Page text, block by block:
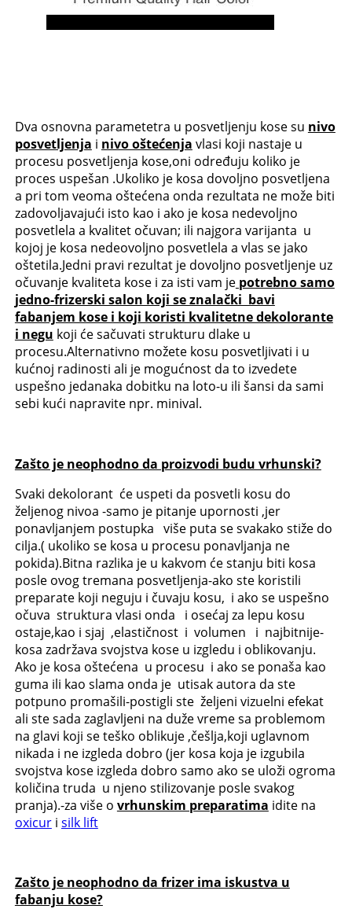
Dva osnovna parametetra u posvetljenju kose su nivo
posvetljenja i nivo oštećenja vlasi koji nastaje u
procesu posvetljenja kose,oni određuju koliko je
proces uspešan .Ukoliko je kosa dovoljno posvetljena
a pri tom veoma oštećena onda rezultata ne može biti
zadovoljavajući isto kao i ako je kosa nedevoljno
posvetlela a kvalitet očuvan; ili najgora varijanta u
kojoj je kosa nedeovoljno posvetlela a vlas se jako
oštetila.Jedni pravi rezultat je dovoljno posvetljenje uz
očuvanje kvaliteta kose i za isti vam jepotrebno samo
jedno-frizerski salon koji se znalački bavi
fabanjem kose i koji koristi kvalitetne dekolorante
i negu koji će sačuvati strukturu dlake u
procesu.Alternativno možete kosu posvetljivati i u
kućnoj radinosti ali je mogućnost da to izvedete
uspešno jedanaka dobitku na loto-u ili šansi da sami
sebi kući napravite npr. minival.
Zašto je neophodno da proizvodi budu vrhunski?
Svaki dekolorant će uspeti da posvetli kosu do
željenog nivoa -samo je pitanje upornosti ,jer
ponavljanjem postupka više puta se svakako stiže do
cilja.( ukoliko se kosa u procesu ponavljanja ne
pokida).Bitna razlika je u kakvom će stanju biti kosa
posle ovog tremana posvetljenja-ako ste koristili
preparate koji neguju i čuvaju kosu, i ako se uspešno
očuva struktura vlasi onda i osećaj za lepu kosu
ostaje,kao i sjaj ,elastičnost i volumen i najbitnije-
kosa zadržava svojstva kose u izgledu i oblikovanju.
Ako je kosa oštećena u procesu i ako se ponaša kao
guma ili kao slama onda je utisak autora da ste
potpuno promašili-postigli ste željeni vizuelni efekat
ali ste sada zaglavljeni na duže vreme sa problemom
na glavi koji se teško oblikuje ,češlja,koji uglavnom
nikada i ne izgleda dobro (jer kosa koja je izgubila
svojstva kose izgleda dobro samo ako se uloži ogroma
količina truda u njeno stilizovanje posle svakog
pranja).-za više o vrhunskim preparatima idite na
oxicuri silk lift
Zašto je neophodno da frizer ima iskustva u
fabanju kose?